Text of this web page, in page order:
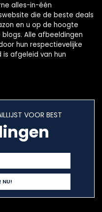
alles-in-één
die de beste deals
en u op de hoogte
Alle afbeeldingen
hun respectievelijke
afgeleid van hun
VOOR BEST